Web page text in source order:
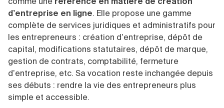
d’entreprise en ligne. Elle propose une gamme
complète de services juridiques et administratifs pour
les entrepreneurs : création d’entreprise, dépôt de
capital, modifications statutaires, dépôt de marque,
gestion de contrats, comptabilité, fermeture
d’entreprise, etc. Sa vocation reste inchangée depuis
ses débuts : rendre la vie des entrepreneurs plus
simple et accessible.